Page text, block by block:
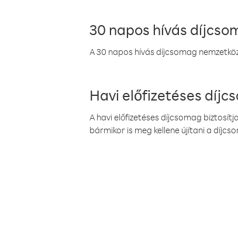
30 napos hívás
A 30 napos hívás díjcsomag
Havi előfizetéses
A havi előfizetéses díjcsomag
bármikor is meg kellene újítani a